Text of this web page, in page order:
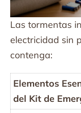
Las tormentas
electricidad sin
contenga:
Elementos
del Kit de